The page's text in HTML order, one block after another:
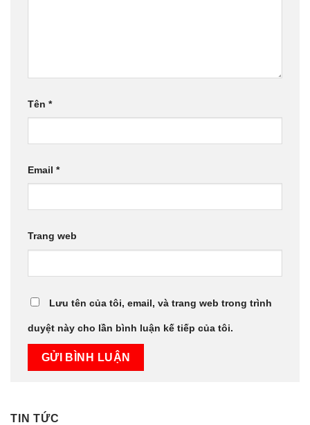
Tên *
Email *
Trang web
Lưu tên của tôi, email, và trang web trong trình
duyệt này cho lần bình luận kế tiếp của tôi.
TIN TỨC